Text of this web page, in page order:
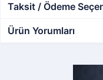
Taksit / Ödeme
Ürün Yorumları